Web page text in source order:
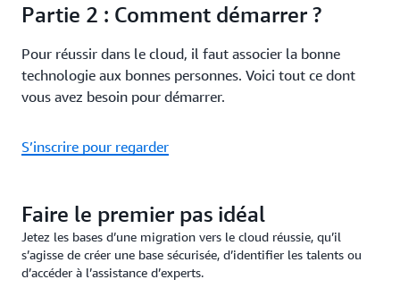
Partie 2 : Comment démarrer ?
Pour réussir dans le cloud, il faut associer la bonne
technologie aux bonnes personnes. Voici tout ce dont
vous avez besoin pour démarrer.
S’inscrire pour regarder
Faire le premier pas idéal
Jetez les bases d’une migration vers le cloud réussie, qu’il
s’agisse de créer une base sécurisée, d’identifier les talents ou
d’accéder à l’assistance d’experts.